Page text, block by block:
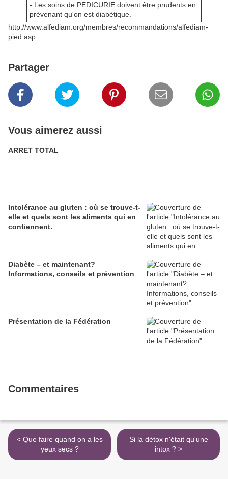
- Les soins de PEDICURIE doivent être prudents en
prévenant qu'on est diabétique.
http://www.alfediam.org/membres/recommandations/alfediam-
pied.asp
Partager
Vous aimerez aussi
ARRET TOTAL
Intolérance au gluten : où se trouve-t-
elle et quels sont les aliments qui en
contiennent.
Diabète – et maintenant?
Informations, conseils et prévention
Présentation de la Fédération
Commentaires
< Que faire quand on a les
yeux secs ?
Si la détox n'était qu'une
intox ? >